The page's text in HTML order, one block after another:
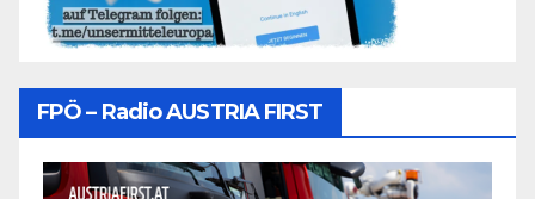
FPÖ – Radio AUSTRIA FIRST